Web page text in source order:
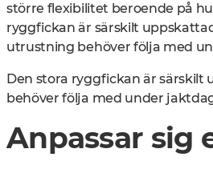
större flexibilitet beroende på
ryggfickan är särskilt
utrustning behöver följa med
Den stora ryggfickan är
behöver följa med under
Anpassar sig